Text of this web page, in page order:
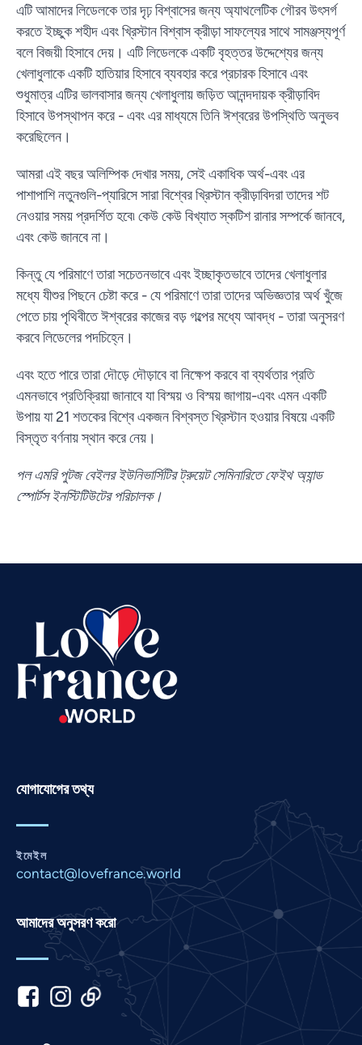
এটি আমাদের লিডেলকে তার দৃঢ় বিশ্বাসের জন্য অ্যাথলেটিক গৌরব উৎসর্গ
করতে ইচ্ছুক শহীদ এবং খ্রিস্টান বিশ্বাস ক্রীড়া সাফল্যের সাথে সামঞ্জস্যপূর্ণ
বলে বিজয়ী হিসাবে দেয়। এটি লিডেলকে একটি বৃহত্তর উদ্দেশ্যের জন্য
খেলাধুলাকে একটি হাতিয়ার হিসাবে ব্যবহার করে প্রচারক হিসাবে এবং
শুধুমাত্র এটির ভালবাসার জন্য খেলাধুলায় জড়িত আনন্দদায়ক ক্রীড়াবিদ
হিসাবে উপস্থাপন করে - এবং এর মাধ্যমে তিনি ঈশ্বরের উপস্থিতি অনুভব
করেছিলেন।
আমরা এই বছর অলিম্পিক দেখার সময়, সেই একাধিক অর্থ-এবং এর
পাশাপাশি নতুনগুলি-প্যারিসে সারা বিশ্বের খ্রিস্টান ক্রীড়াবিদরা তাদের শট
নেওয়ার সময় প্রদর্শিত হবে৷ কেউ কেউ বিখ্যাত স্কটিশ রানার সম্পর্কে জানবে,
এবং কেউ জানবে না।
কিন্তু যে পরিমাণে তারা সচেতনভাবে এবং ইচ্ছাকৃতভাবে তাদের খেলাধুলার
মধ্যে যীশুর পিছনে চেষ্টা করে - যে পরিমাণে তারা তাদের অভিজ্ঞতার অর্থ খুঁজে
পেতে চায় পৃথিবীতে ঈশ্বরের কাজের বড় গল্পের মধ্যে আবদ্ধ - তারা অনুসরণ
করবে লিডেলের পদচিহ্নে।
এবং হতে পারে তারা দৌড়ে দৌড়াবে বা নিক্ষেপ করবে বা ব্যর্থতার প্রতি
এমনভাবে প্রতিক্রিয়া জানাবে যা বিস্ময় ও বিস্ময় জাগায়-এবং এমন একটি
উপায় যা 21 শতকের বিশ্বে একজন বিশ্বস্ত খ্রিস্টান হওয়ার বিষয়ে একটি
বিস্তৃত বর্ণনায় স্থান করে নেয়।
পল এমরি পুটজ বেইলর ইউনিভার্সিটির ট্রুয়েট সেমিনারিতে ফেইথ অ্যান্ড
স্পোর্টস ইনস্টিটিউটের পরিচালক।
যোগাযোগের তথ্য
ইমেইল
contact@lovefrance.world
আমাদের অনুসরণ করো
Italian
Japanese
Khmer
Malay
Marathi
Nepali
Tamil
Urdu